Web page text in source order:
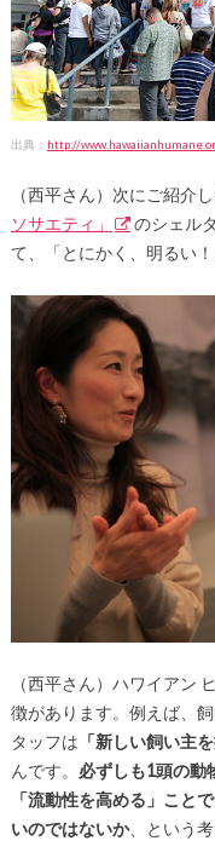
出典： http://
（西平さん）次にご紹介し
ソサエティ」
のシェル
て、「とにかく、明るい
（西平さん）ハワイアン
徴があります。例えば、
タッフは 「新しい飼い主
んです。 必ずしも1頭の動
「流動性を高める」こと
いのではないか、という考